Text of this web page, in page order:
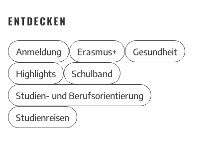
ENTDECKEN
Anmeldung Erasmus+
Gesundheit
Highlights
Schulband
Studien- und Berufsorientierung
Studienreisen